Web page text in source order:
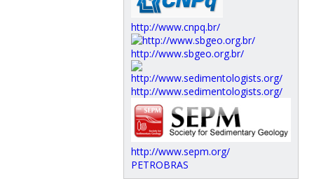
http://www.cnpq.br/
http://www.sbgeo.org.br/
http://www.sedimentologists.org/
http://www.sepm.org/
PETROBRAS